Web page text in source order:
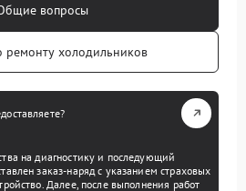
вопросы
ремонту холодильников
на диагностику и последующий
заказ-наряд с указанием страховых
Далее, после выполнения работ